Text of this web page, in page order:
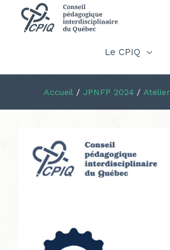
Le CPIQ
Accueil / JPNFP 2024 /